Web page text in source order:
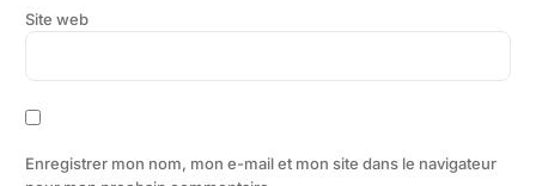
Site web
Enregistrer mon nom, mon e-mail et mon site dans le navigateur